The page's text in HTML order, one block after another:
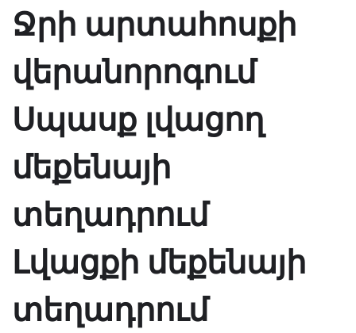
Ջրի արտահոսքի
վերանորոգում
Սպասք լվացող
մեքենայի
տեղադրում
Լվացքի մեքենայի
տեղադրում